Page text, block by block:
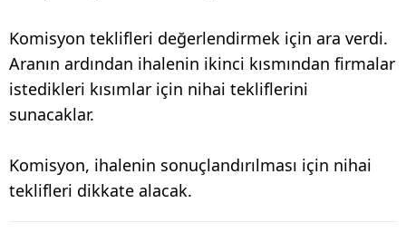
Komisyon teklifleri değerlendirmek için ara verdi.
Aranın ardından ihalenin ikinci kısmından firmalar
istedikleri kısımlar için nihai tekliflerini
sunacaklar.
Komisyon, ihalenin sonuçlandırılması için nihai
teklifleri dikkate alacak.